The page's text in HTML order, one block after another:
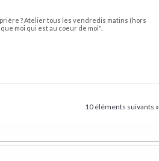
? Atelier tous les vendredis matins (hors
moi qui est au coeur de moi".
10 éléments suivants »